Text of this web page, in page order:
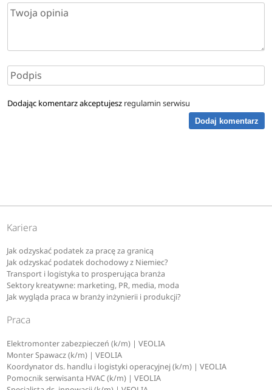
Dodając komentarz akceptujesz regulamin serwisu
Dodaj komentarz
Kariera
Jak odzyskać podatek za pracę za granicą
Jak odzyskać podatek dochodowy z Niemiec?
Transport i logistyka to prosperująca branża
Sektory kreatywne: marketing, PR, media, moda
Jak wygląda praca w branży inżynierii i produkcji?
Praca
Elektromonter zabezpieczeń (k/m) | VEOLIA
Monter Spawacz (k/m) | VEOLIA
Koordynator ds. handlu i logistyki operacyjnej (k/m) | VEOLIA
Pomocnik serwisanta HVAC (k/m) | VEOLIA